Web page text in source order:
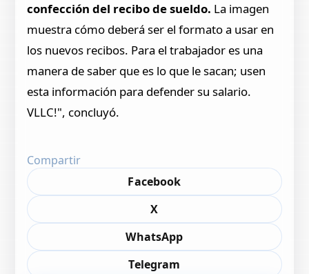
confección del recibo de sueldo. La imagen
muestra cómo deberá ser el formato a usar en
los nuevos recibos. Para el trabajador es una
manera de saber que es lo que le sacan; usen
esta información para defender su salario.
VLLC!", concluyó.
Compartir
Facebook
X
WhatsApp
Telegram